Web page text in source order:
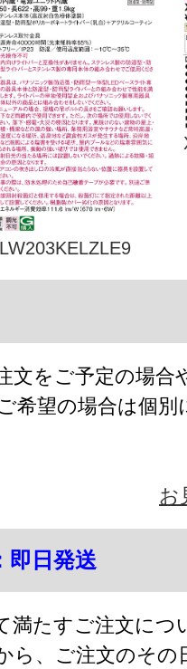
文をご予定の場合
希望の場合は個別
お
即日発送
たすご注文につ
ら、ご注文のそ